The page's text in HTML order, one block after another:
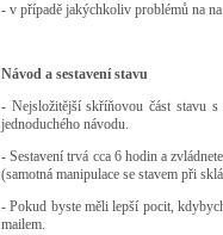
- v případě jakýchkoliv problémů na
Návod a sestavení stavu
- Nejsložitější skříňovou část stavu s
jednoduchého návodu.
- Sestavení trvá cca 6 hodin a
(samotná manipulace se stavem při
- Pokud byste měli lepší pocit,
mailem.